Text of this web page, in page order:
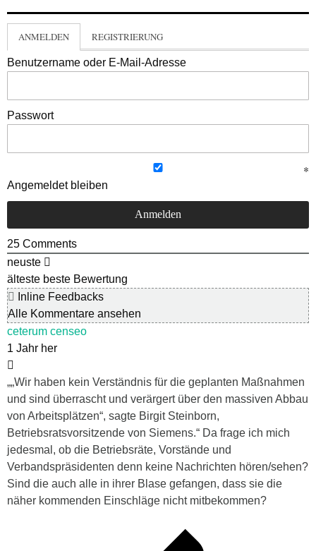
ANMELDEN REGISTRIERUNG
Benutzername oder E-Mail-Adresse
Passwort
Angemeldet bleiben
25 Comments
neuste
älteste beste Bewertung
Inline Feedbacks
Alle Kommentare ansehen
ceterum censeo
1 Jahr her
„„Wir haben kein Verständnis für die geplanten Maßnahmen
und sind überrascht und verärgert über den massiven Abbau
von Arbeitsplätzen“, sagte Birgit Steinborn,
Betriebsratsvorsitzende von Siemens.“ Da frage ich mich
jedesmal, ob die Betriebsräte, Vorstände und
Verbandspräsidenten denn keine Nachrichten hören/sehen?
Sind die auch alle in ihrer Blase gefangen, dass sie die
näher kommenden Einschläge nicht mitbekommen?